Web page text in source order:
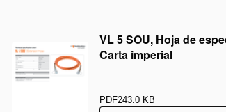
VL 5 SOU, Hoja de
Carta imperial
PDF243.0 KB